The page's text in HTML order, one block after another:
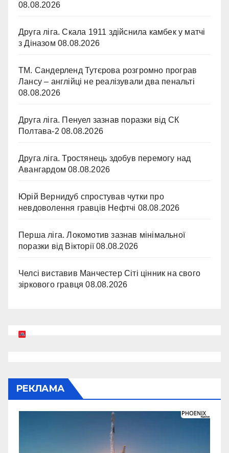
08.08.2026
Друга ліга. Скала 1911 здійснила камбек у матчі
з Діназом 08.08.2026
ТМ. Сандерленд Тутєрова розгромно програв
Лансу – англійці не реалізували два пенальті
08.08.2026
Друга ліга. Пенуел зазнав поразки від СК
Полтава-2 08.08.2026
Друга ліга. Тростянець здобув перемогу над
Авангардом 08.08.2026
Юрій Вернидуб спростував чутки про
невдоволення гравців Нефтчі 08.08.2026
Перша ліга. Локомотив зазнав мінімальної
поразки від Вікторії 08.08.2026
Челсі виставив Манчестер Сіті цінник на свого
зіркового гравця 08.08.2026
РЕКЛАМА